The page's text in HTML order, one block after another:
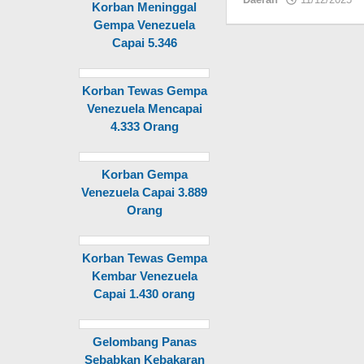
Korban Meninggal
Gempa Venezuela
Capai 5.346
Korban Tewas Gempa
Venezuela Mencapai
4.333 Orang
Korban Gempa
Venezuela Capai 3.889
Orang
Korban Tewas Gempa
Kembar Venezuela
Capai 1.430 orang
Gelombang Panas
Sebabkan Kebakaran